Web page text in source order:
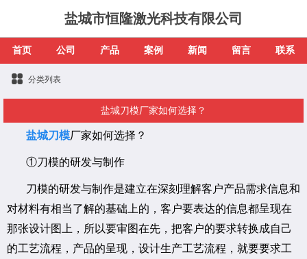
盐城市恒隆激光科技有限公司
首页 公司 产品 案例 新闻 留言 联系
分类列表
盐城刀模厂家如何选择？
盐城刀模厂家如何选择？
①刀模的研发与制作
刀模的研发与制作是建立在深刻理解客户产品需求信息和
对材料有相当了解的基础上的，客户要表达的信息都呈现在
那张设计图上，所以要审图在先，把客户的要求转换成自己
的工艺流程，产品的呈现，设计生产工艺流程，就要要求工